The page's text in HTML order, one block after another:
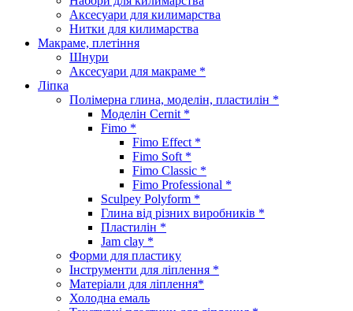
Аксесуари для килимарства
Нитки для килимарства
Макраме, плетіння
Шнури
Аксесуари для макраме *
Ліпка
Полімерна глина, моделін, пластилін *
Моделін Cernit *
Fimo *
Fimo Effect *
Fimo Soft *
Fimo Classic *
Fimo Professional *
Sculpey Polyform *
Глина від різних виробників *
Пластилін *
Jam clay *
Форми для пластику
Інструменти для ліплення *
Матеріали для ліплення*
Холодна емаль